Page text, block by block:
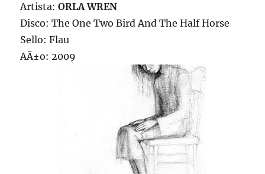
Artista:ORLA WREN
Disco: The One Two Bird And The Half Horse
Sello: Flau
AÃ±o: 2009